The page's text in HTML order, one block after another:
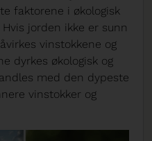
faktorene i økologisk
jorden ikke er sunn
vinstokkene og
dyrkes økologisk og
med den dypeste
vinstokker og